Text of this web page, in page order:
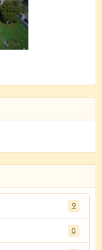
9
0